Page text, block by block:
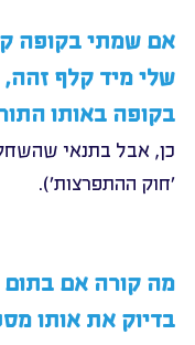
אם שמתי בקופה
שלי מיד קלף זהה,
בקופה באותו
כן, אבל בתנאי
'חוק ההתפרצות').
מה קורה אם בתום
בדיוק את אותו